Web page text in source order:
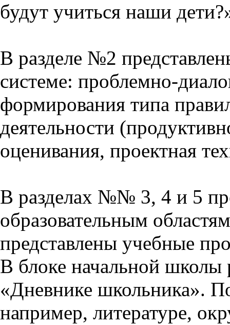
будут учиться наши
В разделе №2
системе: проблемно-
формирования типа
деятельности
оценивания, проектная
В разделах №№ 3, 4 и 5
образовательным
представлены учебные
В блоке начальной школы
«Дневнике школьника».
например, литературе,